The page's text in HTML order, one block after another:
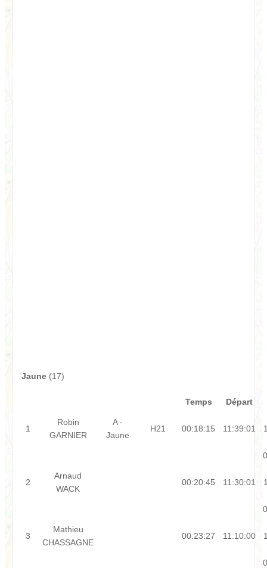
Jaune (17)
Temps Départ
1
Robin
GARNIER
A -
Jaune
H21 00:18:15 11:39:01
2
Arnaud
WACK
00:20:45 11:30:01
3
Mathieu
CHASSAGNE
00:23:27 11:10:00